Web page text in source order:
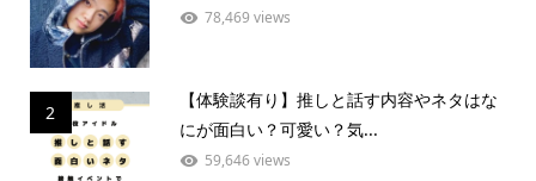
78,469 views
2
【体験談有り】推しと話す内容やネタはな
にが面白い？可愛い？気...
59,646 views